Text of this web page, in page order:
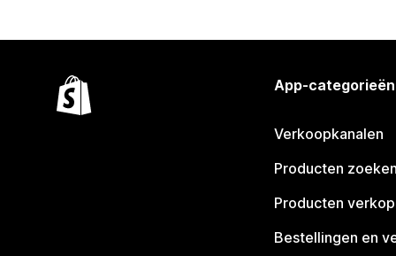
App-categorieën
Verkoopkanalen
Producten zoeken
Producten
Bestellingen en